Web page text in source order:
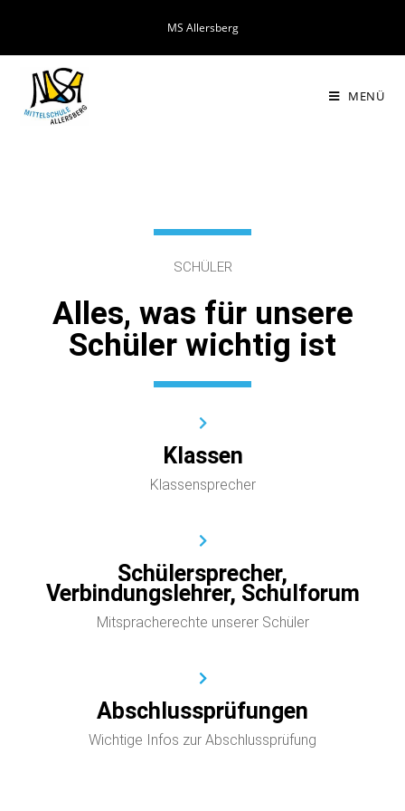
MS Allersberg
MENÜ
SCHÜLER
Alles, was für unsere
Schüler wichtig ist
Klassen
Klassensprecher
Schülersprecher,
Verbindungslehrer, Schulforum
Mitspracherechte unserer Schüler
Abschlussprüfungen
Wichtige Infos zur Abschlussprüfung